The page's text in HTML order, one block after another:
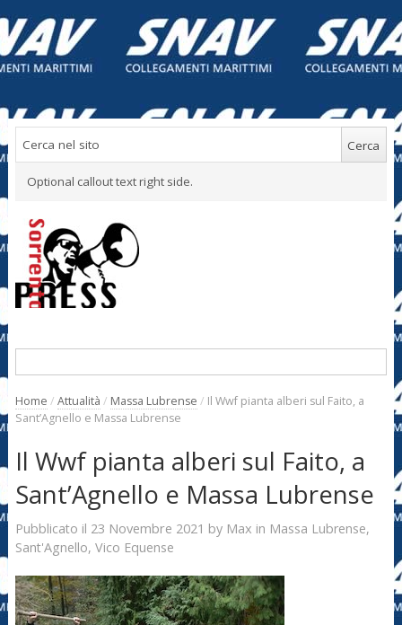
Optional callout text right side.
Home / Attualità / Massa Lubrense / Il Wwf pianta alberi sul Faito, a
Sant’Agnello e Massa Lubrense
Il Wwf pianta alberi sul Faito, a
Sant’Agnello e Massa Lubrense
Pubblicato il 23 Novembre 2021 by Max in Massa Lubrense,
Sant'Agnello, Vico Equense